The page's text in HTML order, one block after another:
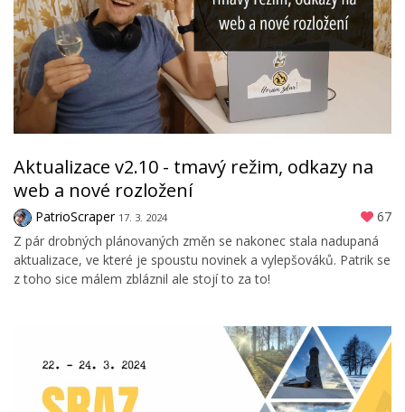
Aktualizace v2.10 - tmavý režim, odkazy na
web a nové rozložení
PatrioScraper 17. 3. 2024
67
Z pár drobných plánovaných změn se nakonec stala nadupaná
aktualizace, ve které je spoustu novinek a vylepšováků. Patrik se
z toho sice málem zbláznil ale stojí to za to!